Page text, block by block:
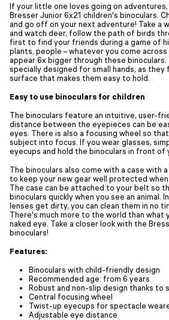
If your little one loves going on
Bresser Junior 6x21 children's binoculars.
and go off on your next adventure! Take a
and watch deer, follow the path of birds
first to find your friends during a game of
plants, people – whatever you come
appear 6x bigger through these binoculars.
specially designed for small hands, as
surface that makes them easy to hold.
Easy to use binoculars for children
The binoculars feature an intuitive, user-
distance between the eyepieces can be
eyes. There is also a focusing wheel so
subject into focus. If you wear glasses,
eyecups and hold the binoculars in front of
The binoculars also come with a case with
to keep your new gear well protected
The case can be attached to your belt so
binoculars quickly when you see an animal.
lenses get dirty, you can clean them in no
There's much more to the world than what
naked eye. Take a closer look with the
binoculars!
Features:
Binoculars with child-friendly design
Recommended age: from 6 years
Robust and non-slip design thanks to
Central focusing wheel
Twist-up eyecups for spectacle
Adjustable eye distance